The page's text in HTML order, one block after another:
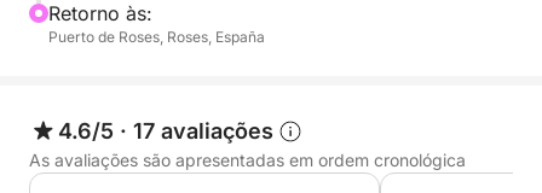
Retorno às:
Puerto de Roses, Roses, España
4.6/5 · 17 avaliações
As avaliações são apresentadas em ordem cronológica